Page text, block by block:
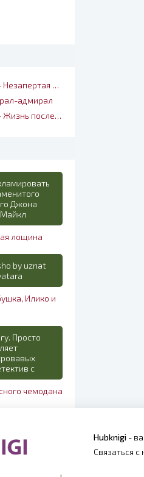
дверь
адмирал
после жизни
Джона
лощина
by uznat
Илико и
Просто
с
чемодана
Hubknigi -
Связаться